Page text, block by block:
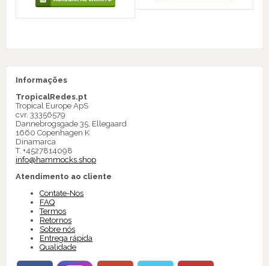
Informações
TropicalRedes.pt
Tropical Europe ApS
cvr. 33356579
Dannebrogsgade 35, Ellegaard
1660 Copenhagen K
Dinamarca
T. +4527814098
info@hammocks.shop
Atendimento ao cliente
Contate-Nos
FAQ
Termos
Retornos
Sobre nós
Entrega rápida
Qualidade